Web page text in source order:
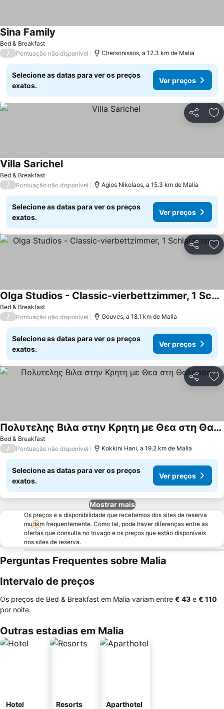
Bed & Breakfast
Sina Family
/ Pontuação não disponível Chersonissos, a 12.3 km de Malia
Selecione as datas para ver os preços
exatos.
Ver preços
Partilhar
Bed & Breakfast
Villa SarichelVer preços
/ Pontuação não disponível Agios Nikolaos, a 15.3 km de Malia
Selecione as datas para ver os preços
exatos.
Ver preços
Partilhar
Bed & Breakfast
Olga Studios - Classic-vierbettzimmer, 1 Schlafzimmer
Ver preços
/ Pontuação não disponível Gouves, a 18.1 km de Malia
Selecione as datas para ver os preços
exatos.
Ver preços
Partilhar
Bed & Breakfast
Πολυτελης Βιλα στην Κρητη με Θεα στη Θαλασσα
Ver preços
/ Pontuação não disponível Kokkini Hani, a 19.2 km de Malia
Selecione as datas para ver os preços
exatos.
Ver preços
Mostrar mais
Os preços e a disponibilidade que recebemos dos sites de reserva
mudam frequentemente. Como tal, pode haver diferenças entre as
ofertas que consulta no trivago e os preços que estão disponíveis
nos sites de reserva.
Perguntas Frequentes sobre Malia
Intervalo de preços
Os preços de Bed & Breakfast em Malia variam entre ‎€ 43 e ‎€ 110
por noite.
Outras estadias em Malia
Hotel Resorts Aparthotel